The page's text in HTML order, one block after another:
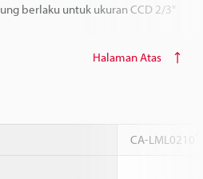
berlaku untuk ukuran CCD 2/3"
Halaman Atas
CA-LML0210